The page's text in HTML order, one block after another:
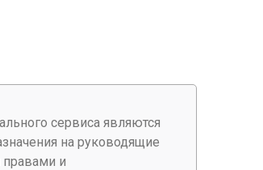
сервиса являются
на руководящие
и